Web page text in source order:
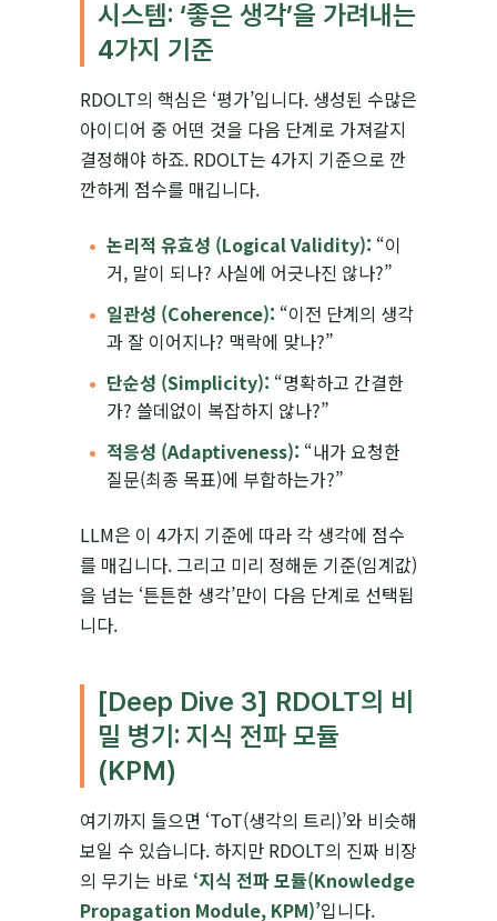
시스템: ‘좋은 생각’을 가려내는
4가지 기준
RDOLT의 핵심은 ‘평가’입니다. 생성된 수많은
아이디어 중 어떤 것을 다음 단계로 가져갈지
결정해야 하죠. RDOLT는 4가지 기준으로 깐
깐하게 점수를 매깁니다.
논리적 유효성 (Logical Validity): “이
거, 말이 되나? 사실에 어긋나진 않나?”
일관성 (Coherence): “이전 단계의 생각
과 잘 이어지나? 맥락에 맞나?”
단순성 (Simplicity): “명확하고 간결한
가? 쓸데없이 복잡하지 않나?”
적응성 (Adaptiveness): “내가 요청한
질문(최종 목표)에 부합하는가?”
LLM은 이 4가지 기준에 따라 각 생각에 점수
를 매깁니다. 그리고 미리 정해둔 기준(임계값)
을 넘는 ‘튼튼한 생각’만이 다음 단계로 선택됩
니다.
[Deep Dive 3] RDOLT의 비
밀 병기: 지식 전파 모듈
(KPM)
여기까지 들으면 ‘ToT(생각의 트리)’와 비슷해
보일 수 있습니다. 하지만 RDOLT의 진짜 비장
의 무기는 바로 ‘지식 전파 모듈(Knowledge
Propagation Module, KPM)’입니다.